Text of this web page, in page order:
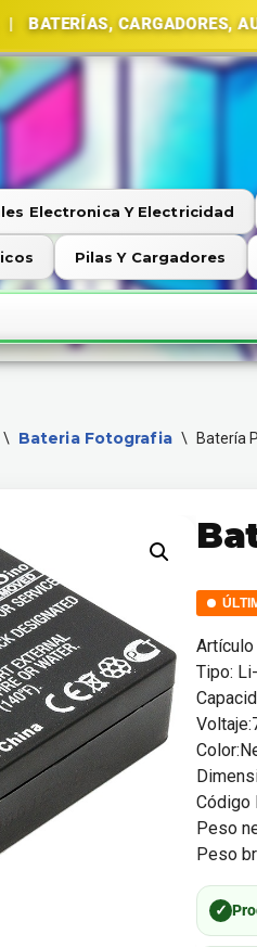
Electronica Y Electricidad
Pilas Y Cargadores
\ Bateria Fotografia \ Batería
Artículo
Tipo:
Código
Peso
Peso
✓